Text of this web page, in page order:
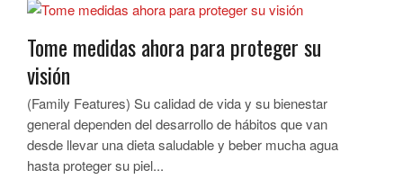
Tome medidas ahora para proteger su
visión
(Family Features) Su calidad de vida y su bienestar
general dependen del desarrollo de hábitos que van
desde llevar una dieta saludable y beber mucha agua
hasta proteger su piel...